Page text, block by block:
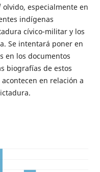
especialmente en
indígenas
cívico-militar y los
Se intentará poner en
en los documentos
biografías de estos
en relación a